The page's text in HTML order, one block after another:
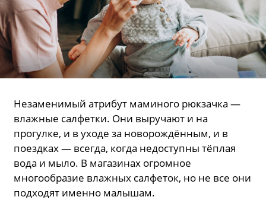
Незаменимый атрибут маминого рюкзачка —
влажные салфетки. Они выручают и на
прогулке, и в уходе за новорождённым, и в
поездках — всегда, когда недоступны тёплая
вода и мыло. В магазинах огромное
многообразие влажных салфеток, но не все они
подходят именно малышам.